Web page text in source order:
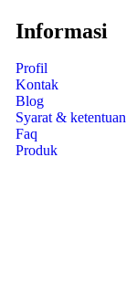
Informasi
Profil
Kontak
Blog
Syarat & ketentuan
Faq
Produk